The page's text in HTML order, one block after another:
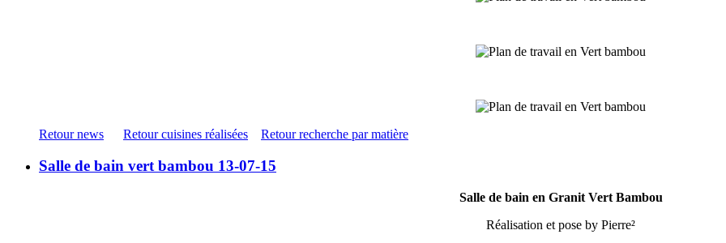
Retour news Retour cuisines réalisées Retour recherche par matière
Salle de bain vert bambou 13-07-15
Salle de bain en Granit Vert Bambou
Réalisation et pose by Pierre²